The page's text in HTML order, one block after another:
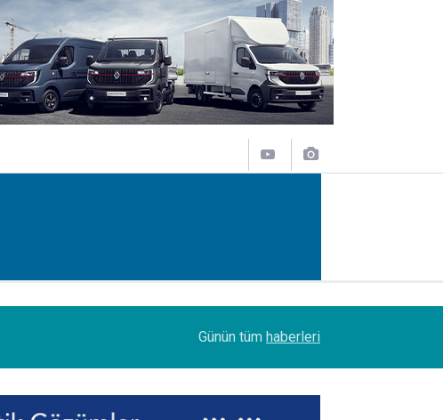
Lojistik sektörünün acı kaybı; Cihan Yıldıran
Günün tüm haberleri